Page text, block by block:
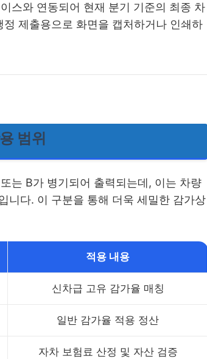
스와 연동되어 현재 분기 기준의 최종 차
제출용으로 화면을 캡처하거나 인쇄하
범위
는 B가 병기되어 출력되는데, 이는 차량
니다. 이 구분을 통해 더욱 세밀한 감가상
적용 내용
신차급 고유 감가율 매칭
일반 감가율 적용 정산
자차 보험료 산정 및 자산 검증